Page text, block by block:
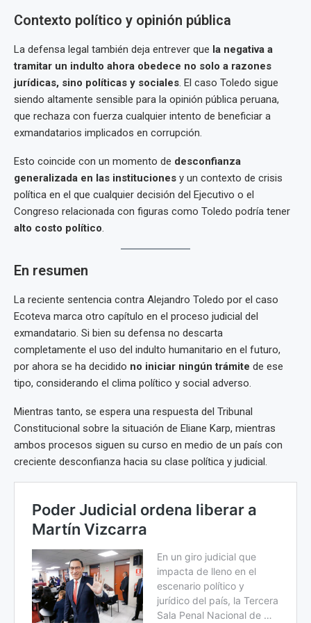
Contexto político y opinión pública
La defensa legal también deja entrever que la negativa a
tramitar un indulto ahora obedece no solo a razones
jurídicas, sino políticas y sociales. El caso Toledo sigue
siendo altamente sensible para la opinión pública peruana,
que rechaza con fuerza cualquier intento de beneficiar a
exmandatarios implicados en corrupción.
Esto coincide con un momento de desconfianza
generalizada en las instituciones y un contexto de crisis
política en el que cualquier decisión del Ejecutivo o el
Congreso relacionada con figuras como Toledo podría tener
alto costo político.
En resumen
La reciente sentencia contra Alejandro Toledo por el caso
Ecoteva marca otro capítulo en el proceso judicial del
exmandatario. Si bien su defensa no descarta
completamente el uso del indulto humanitario en el futuro,
por ahora se ha decidido no iniciar ningún trámite de ese
tipo, considerando el clima político y social adverso.
Mientras tanto, se espera una respuesta del Tribunal
Constitucional sobre la situación de Eliane Karp, mientras
ambos procesos siguen su curso en medio de un país con
creciente desconfianza hacia su clase política y judicial.